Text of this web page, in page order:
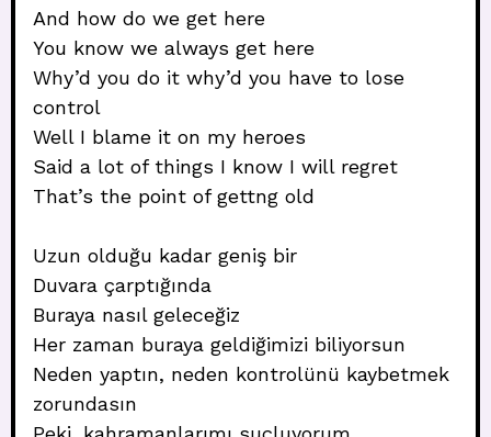
And how do we get here
You know we always get here
Why’d you do it why’d you have to lose
control
Well I blame it on my heroes
Said a lot of things I know I will regret
That’s the point of gettng old
Uzun olduğu kadar geniş bir
Duvara çarptığında
Buraya nasıl geleceğiz
Her zaman buraya geldiğimizi biliyorsun
Neden yaptın, neden kontrolünü kaybetmek
zorundasın